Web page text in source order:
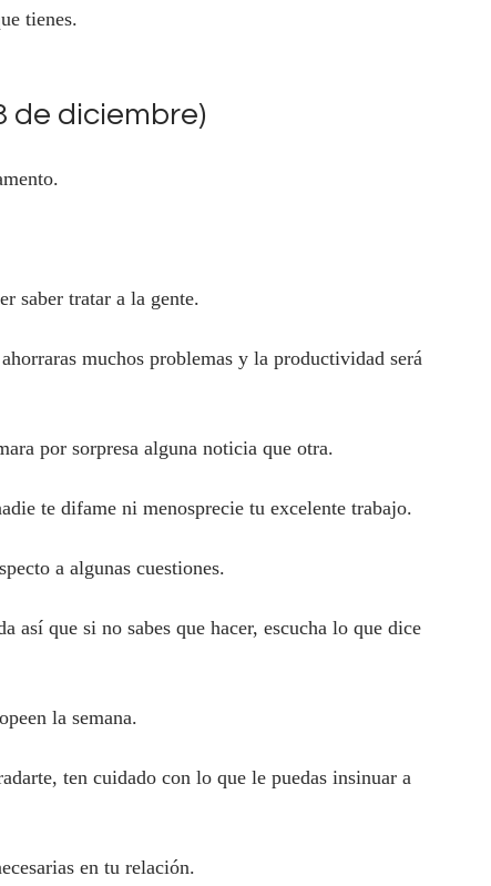
tienes.
de diciembre)
saber tratar a la gente.
muchos problemas y la productividad será
por sorpresa alguna noticia que otra.
te difame ni menosprecie tu excelente trabajo.
a algunas cuestiones.
que si no sabes que hacer, escucha lo que dice
la semana.
ten cuidado con lo que le puedas insinuar a
en tu relación.